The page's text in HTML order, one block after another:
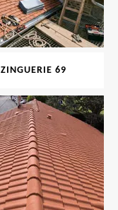
ZINGUERIE 69